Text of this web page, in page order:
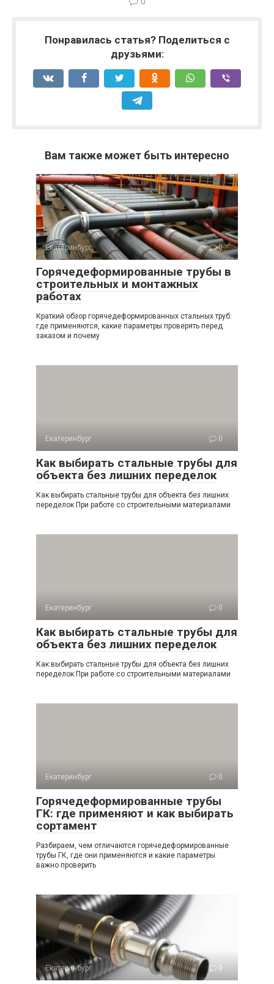
Понравилась статья? Поделиться с
друзьями:
Вам также может быть интересно
Екатеринбург 0
Горячедеформированные трубы в
строительных и монтажных
работах
Краткий обзор горячедеформированных стальных труб:
где применяются, какие параметры проверять перед
заказом и почему
Екатеринбург 0
Как выбирать стальные трубы для
объекта без лишних переделок
Как выбирать стальные трубы для объекта без лишних
переделок При работе со строительными материалами
Екатеринбург 0
Как выбирать стальные трубы для
объекта без лишних переделок
Как выбирать стальные трубы для объекта без лишних
переделок При работе со строительными материалами
Екатеринбург 0
Горячедеформированные трубы
ГК: где применяют и как выбирать
сортамент
Разбираем, чем отличаются горячедеформированные
трубы ГК, где они применяются и какие параметры
важно проверить
Екатеринбург 0